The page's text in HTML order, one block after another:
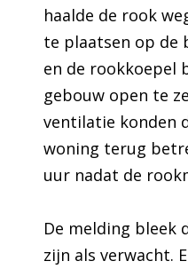
haalde de rook
te plaatsen op de
en de rookkoepel
gebouw open te
ventilatie konden
woning terug
uur nadat de
De melding bleek
zijn als verwacht.